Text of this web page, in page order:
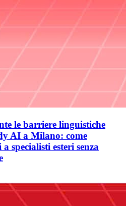
le barriere linguistiche
AI a Milano: come
specialisti esteri senza